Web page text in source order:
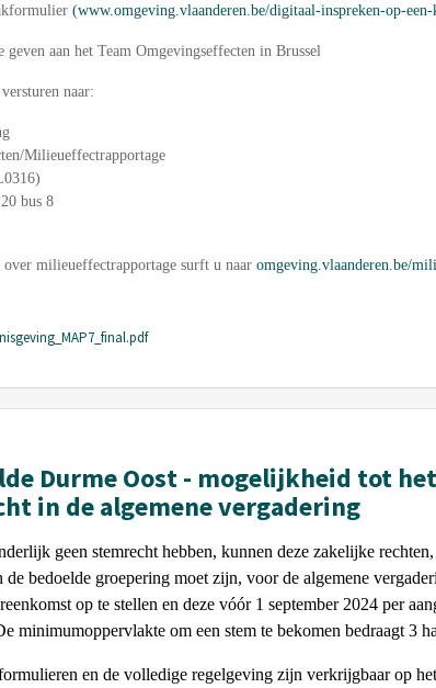
(www.omgeving.vlaanderen.be/digitaal-inspreken-op-een-
aan het Team Omgevingseffecten in Brussel
naar:
Milieueffectrapportage
bus 8
milieueffectrapportage surft u naar omgeving.vlaanderen.be/
Durme Oost - mogelijkheid tot
in de algemene vergadering
geen stemrecht hebben, kunnen deze zakelijke
de bedoelde groepering moet zijn, voor de algemene
op te stellen en deze vóór 1 september 2024 per
minimumoppervlakte om een stem te bekomen bedraagt 3
en de volledige regelgeving zijn verkrijgbaar op